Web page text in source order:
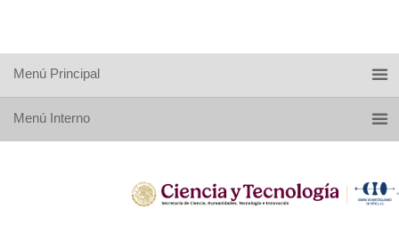
Menú Principal
Menú Interno